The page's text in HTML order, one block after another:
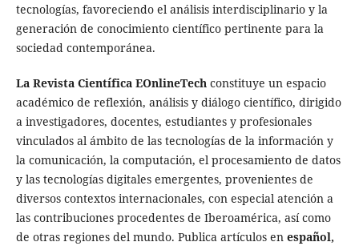
tecnologías, favoreciendo el análisis interdisciplinario y la
generación de conocimiento científico pertinente para la
sociedad contemporánea.
La Revista Científica EOnlineTechconstituye un espacio
académico de reflexión, análisis y diálogo científico, dirigido
a investigadores, docentes, estudiantes y profesionales
vinculados al ámbito de las tecnologías de la información y
la comunicación, la computación, el procesamiento de datos
y las tecnologías digitales emergentes, provenientes de
diversos contextos internacionales, con especial atención a
las contribuciones procedentes de Iberoamérica, así como
de otras regiones del mundo. Publica artículos en español,